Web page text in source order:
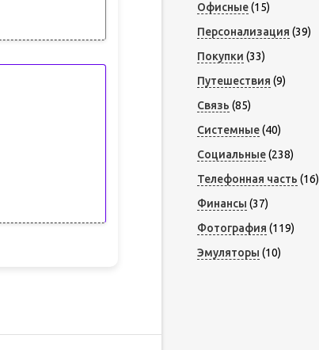
Офисные(15)
Персонализация (39)
Покупки (33)
Путешествия (9)
Связь (85)
Системные(40)
Социальные(238)
Телефонная часть (16)
Финансы (37)
Фотография (119)
Эмуляторы (10)